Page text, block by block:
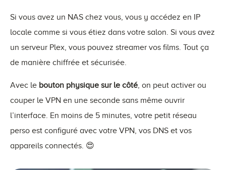
Si vous avez un NAS chez vous, vous y accédez en IP
locale comme si vous étiez dans votre salon. Si vous avez
un serveur Plex, vous pouvez streamer vos films. Tout ça
de manière chiffrée et sécurisée.
Avec le bouton physique sur le côté, on peut activer ou
couper le VPN en une seconde sans même ouvrir
l’interface. En moins de 5 minutes, votre petit réseau
perso est configuré avec votre VPN, vos DNS et vos
appareils connectés. 😍